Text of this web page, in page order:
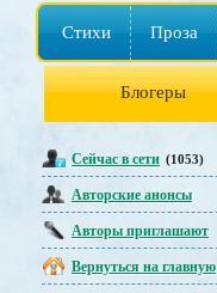
Стихи Проза
Блогеры
Сейчас в сети (1053)
Авторские анонсы
Авторы приглашают
Вернуться на главную